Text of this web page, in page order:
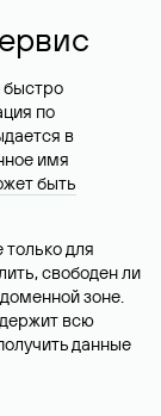
быстро
по
в
имя
быть
для
свободен ли
зоне.
всю
данные